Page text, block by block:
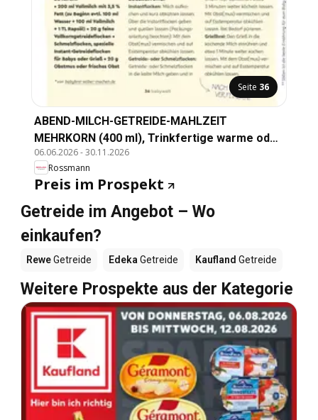
Seite 36
ABEND-MILCH-GETREIDE-MAHLZEIT
MEHRKORN (400 ml), Trinkfertige warme oder
kalte Abendmahlzeit, vollwertig und ohne
Palmöl. Ab dem 10. Monat.
06.06.2026-30.11.2026
Rossmann
Preis im Prospekt
Getreide im Angebot – Wo
einkaufen?
ReweGetreide EdekaGetreide Kaufland Getreide
Weitere Prospekte aus der Kategorie